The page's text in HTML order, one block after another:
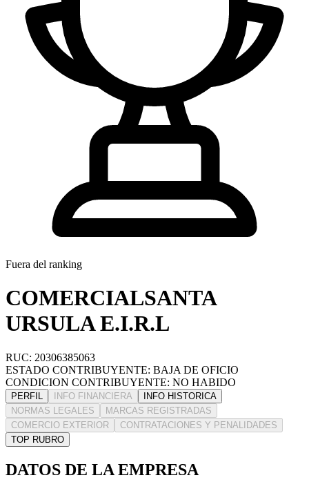
Fuera del ranking
COMERCIALSANTA
URSULA E.I.R.L
RUC: 20306385063
ESTADO CONTRIBUYENTE: BAJA DE OFICIO
CONDICION CONTRIBUYENTE: NO HABIDO
PERFIL INFO FINANCIERA
INFO HISTORICA
NORMAS LEGALES
MARCAS REGISTRADAS
COMERCIO EXTERIOR
CONTRATACIONES Y PENALIDADES
TOP RUBRO
DATOS DE LA EMPRESA